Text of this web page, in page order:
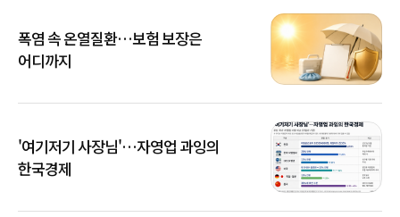
폭염 속 온열질환…보험 보장은
어디까지
'여기저기 사장님'…자영업 과잉의
한국경제